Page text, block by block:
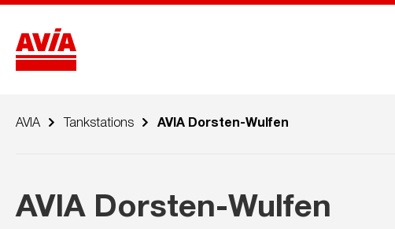
AVIA Tankstations AVIA Dorsten-Wulfen
AVIA Dorsten-Wulfen